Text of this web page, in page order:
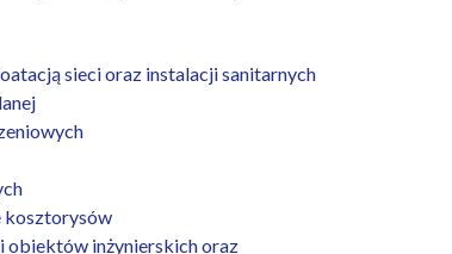
sieci oraz instalacji sanitarnych
kosztorysów
obiektów inżynierskich oraz